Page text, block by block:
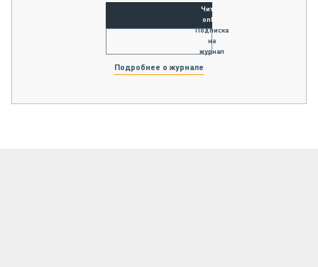
Читать
online
Подписка
на
журнал
Подробнее о журнале